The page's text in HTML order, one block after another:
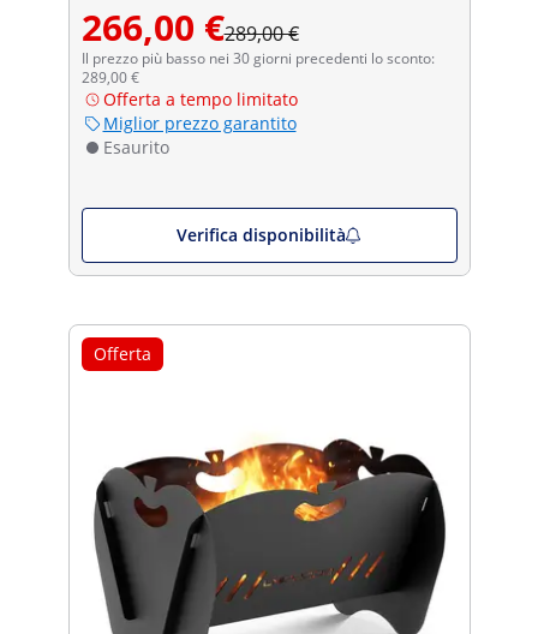
266,00 €289,00 €
Il prezzo più basso nei 30 giorni precedenti lo sconto:
289,00 €
Offerta a tempo limitato
Miglior prezzo garantito
Esaurito
Verifica disponibilità
Offerta